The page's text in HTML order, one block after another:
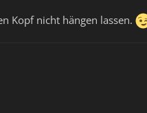
Kopf nicht hängen lassen.